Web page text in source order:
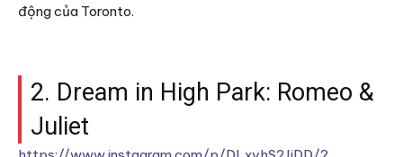
động của Toronto.
2. Dream in High Park: Romeo &
Juliet